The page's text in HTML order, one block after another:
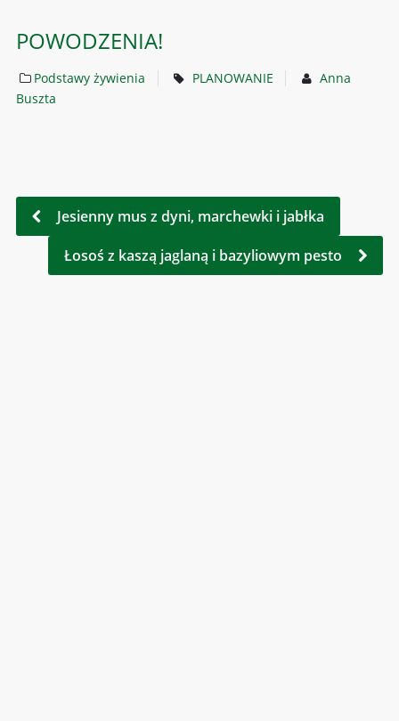
POWODZENIA!
Podstawy żywienia PLANOWANIE
Anna
Buszta
Jesienny mus z dyni, marchewki i jabłka
Łosoś z kaszą jaglaną i bazyliowym pesto